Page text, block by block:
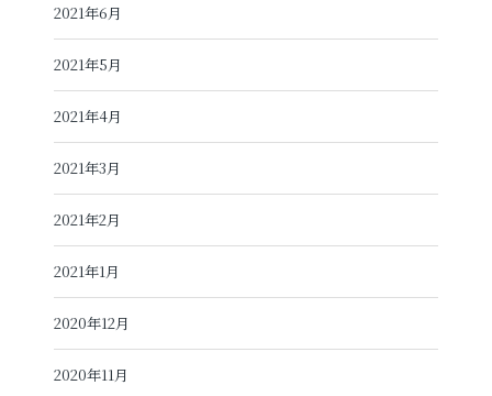
2021年6月
2021年5月
2021年4月
2021年3月
2021年2月
2021年1月
2020年12月
2020年11月